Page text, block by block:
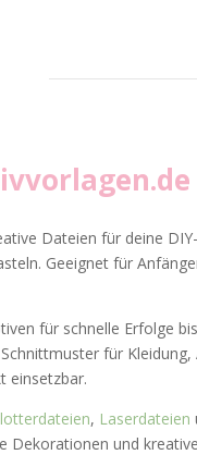
Dateien für deine
Geeignet für
für schnelle Erfolge
für
einsetzbar.
, Laserdateien
Dekorationen und